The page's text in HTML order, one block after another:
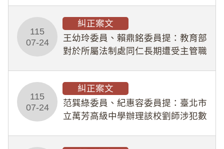
幣1,483萬餘元，並長期收受建商餽
贈；復罔顧公共安全，圖利默許建商
於停工期間
115
07-24
糾正案文
王幼玲委員、賴鼎銘委員提：教育部
對於所屬法制處同仁長期遭受主管職
人員保障法」及「職業安全衛生法」
所定維護公務人員
115
07-24
糾正案文
范巽綠委員、紀惠容委員提：臺北市
立萬芳高級中學辦理該校劉師涉犯數